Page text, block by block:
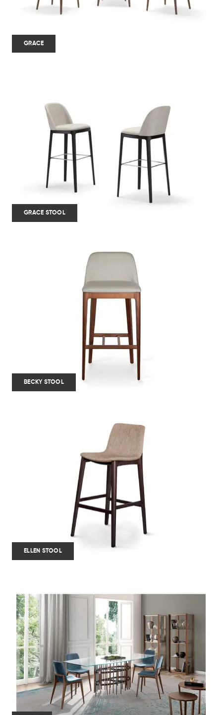
GRACE
GRACE STOOL
BECKY STOOL
ELLEN STOOL